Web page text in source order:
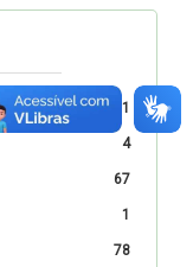
1
4
67
1
78